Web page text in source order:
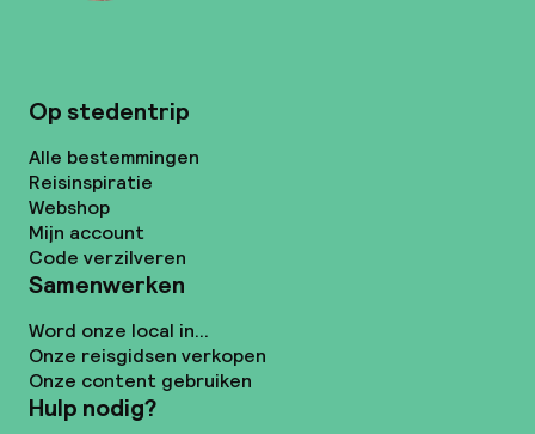
Op stedentrip
Alle bestemmingen
Reisinspiratie
Webshop
Mijn account
Code verzilveren
Samenwerken
Word onze local in...
Onze reisgidsen verkopen
Onze content gebruiken
Hulp nodig?